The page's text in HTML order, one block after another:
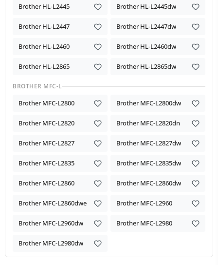
Brother HL-L2445 Brother HL-L2445dw
Brother HL-L2447 Brother HL-L2447dw
Brother HL-L2460 Brother HL-L2460dw
Brother HL-L2865 Brother HL-L2865dw
BROTHER MFC-L
Brother MFC-L2800 Brother MFC-L2800dw
Brother MFC-L2820 Brother MFC-L2820dn
Brother MFC-L2827 Brother MFC-L2827dw
Brother MFC-L2835 Brother MFC-L2835dw
Brother MFC-L2860 Brother MFC-L2860dw
Brother MFC-L2860dwe Brother MFC-L2960
Brother MFC-L2960dw Brother MFC-L2980
Brother MFC-L2980dw